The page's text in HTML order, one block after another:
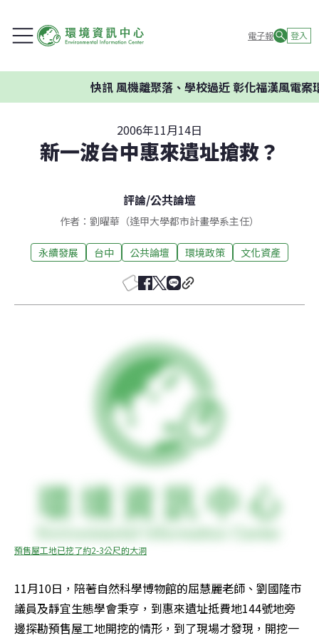
電子報 登入
快訊風機離聚落、學校過近 彰化福漢風電案環委
2006年11月14日
新一波台中惠來遺址搶救？
評論/公共論壇
作者：劉曜華（逢甲大學都市計畫學系主任）
永續發展 台中 公共論壇 環境政策 文化資產
預售屋工地已挖了約2-3公尺的大洞
11月10日，陪著自然科學博物館的屈慧麗老師、劉國隆市
議員及靜宜生態學會秉亨，到惠來遺址抵費地144號地旁
邊探勘預售屋工地開挖的情形，到了現場才發現，開挖一